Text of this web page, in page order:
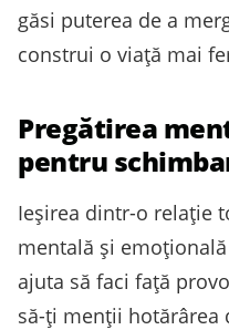
găsi puterea de a
construi o viață mai
Pregătirea
pentru
Ieșirea dintr-o relație
mentală și
ajuta să faci față
să-ți menții hotărârea